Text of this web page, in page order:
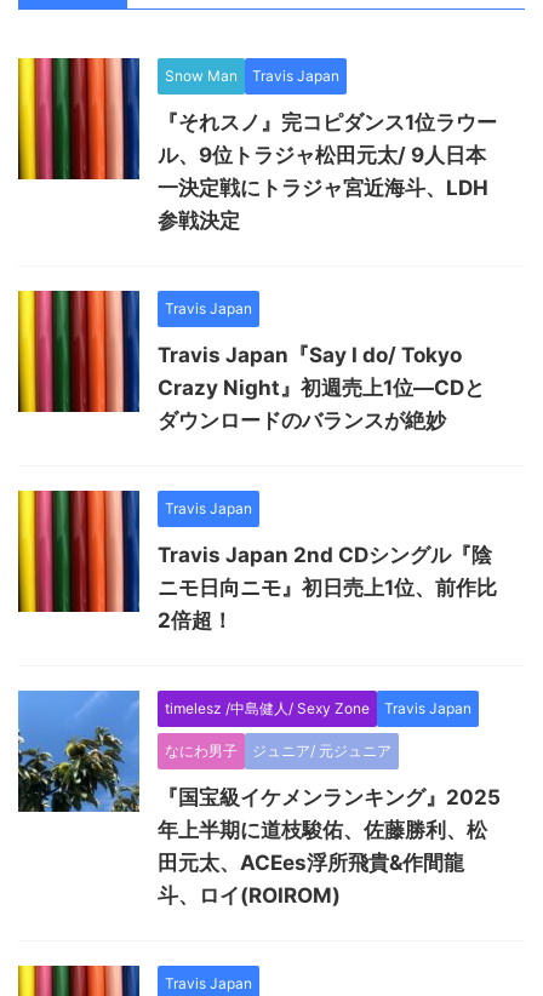
Snow Man Travis Japan
『それスノ』完コピダンス1位ラウー
ル、9位トラジャ松田元太/ 9人日本
一決定戦にトラジャ宮近海斗、LDH
参戦決定
Travis Japan
Travis Japan『Say I do/ Tokyo
Crazy Night』初週売上1位―CDと
ダウンロードのバランスが絶妙
Travis Japan
Travis Japan 2nd CDシングル『陰
ニモ日向ニモ』初日売上1位、前作比
2倍超！
timelesz /中島健人/ Sexy Zone Travis Japan
なにわ男子 ジュニア/ 元ジュニア
『国宝級イケメンランキング』2025
年上半期に道枝駿佑、佐藤勝利、松
田元太、ACEes浮所飛貴&作間龍
斗、ロイ(ROIROM)
Travis Japan